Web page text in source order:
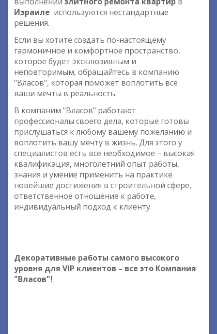
Израиле используются нестандартные
решения.
Если вы хотите создать по-настоящему
гармоничное и комфортное пространство,
которое будет эксклюзивным и
неповторимым, обращайтесь в компанию
"Власов", которая поможет воплотить все
ваши мечты в реальность.
В компаним "Власов" работают
профессионалы своего дела, которые готовы
прислушаться к любому вашему пожеланию и
воплотить вашу мечту в жизнь. Для этого у
специалистов есть все необходимое – высокая
квалификация, многолетний опыт работы,
знания и умение применить на практике
новейшие достижения в строительной сфере,
ответственное отношение к работе,
индивидуальный подход к клиенту.
Декоративные работы самого высокого
уровня для VIP клиентов – все это Компания
"Власов"!